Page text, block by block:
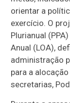
orientar a
exercício. O
Plurianual
Anual (LOA),
administração
para a
secretarias,